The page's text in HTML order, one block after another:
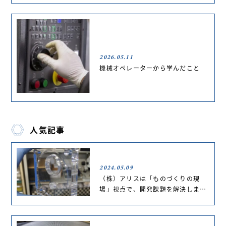
2026.05.11
機械オペレーターから学んだこと
人気記事
2024.05.09
（株）アリスは「ものづくりの現
場」視点で、開発課題を解決しま…